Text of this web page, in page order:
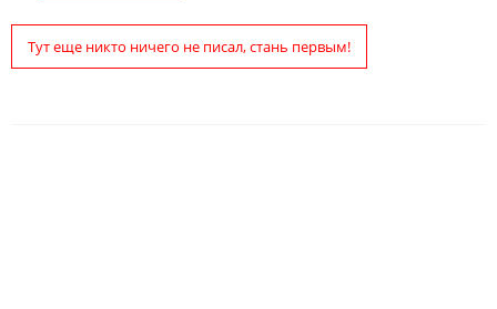
Тут еще никто ничего не писал, стань первым!